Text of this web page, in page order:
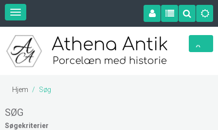
Hjem Søg
SØG
Søgekriterier